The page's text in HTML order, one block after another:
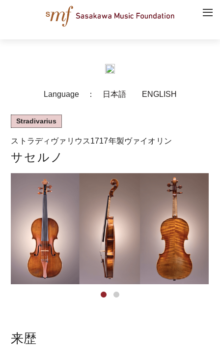
Language ： 日本語 ENGLISH
Stradivarius
ストラディヴァリウス1717年製ヴァイオリン
サセルノ
来歴